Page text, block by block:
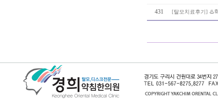
431 [탈모치료후기 ] ♨️